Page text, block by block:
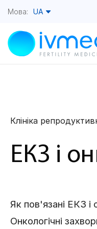
Мова: UA
Клініка
ЕКЗ і
Як пов'язані ЕКЗ і
Онкологічні